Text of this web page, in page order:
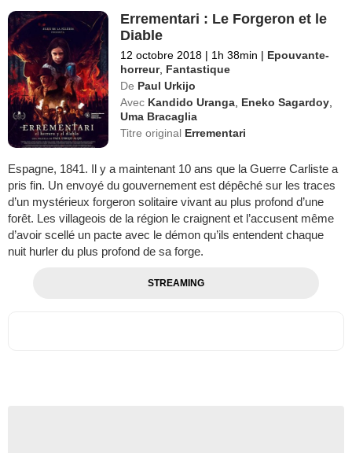
Errementari : Le Forgeron et le
Diable
12 octobre 2018 | 1h 38min | Epouvante-
horreur, Fantastique
De Paul Urkijo
Avec Kandido Uranga Eneko Sagardoy
Uma Bracaglia
Titre original Errementari
Espagne, 1841. Il y a maintenant 10 ans que la Guerre Carliste a
pris fin. Un envoyé du gouvernement est dépêché sur les traces
d’un mystérieux forgeron solitaire vivant au plus profond d’une
forêt. Les villageois de la région le craignent et l’accusent même
d’avoir scellé un pacte avec le démon qu’ils entendent chaque
nuit hurler du plus profond de sa forge.
STREAMING